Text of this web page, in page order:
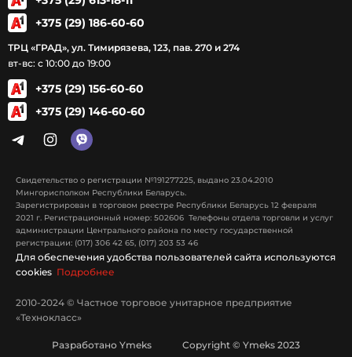
+375 (29) 186-60-60
ТРЦ «ГРАД», ул. Тимирязева, 123, пав. 270 и 274
вт-вс: с 10:00 до 19:00
+375 (29) 156-60-60
+375 (29) 146-60-60
Свидетельство о регистрации №191277225, выдано 23.04.2010
Мингорисполком Республики Беларусь.
Зарегистрирован в торговом реестре Республики Беларусь 12 февраля
2021 г. Регистрационный номер: 502606 Телефоны отдела торговли и услуг
администрации Центрального района по месту государственной
регистрации: (017) 306 42 65, (017) 203 53 46
Для обеспечения удобства пользователей сайта используются
cookies Подробнее
2010-2024 © Частное торговое унитарное предприятие
«Технокласс»
Разработано Ymeks Copyright © Ymeks 2023